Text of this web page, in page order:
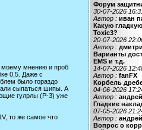
моему мнению и проб
0,5. Даже с
было гораздо
сыпаться шипы. А
гулрлы (P-3) уже
то же самое что
Форум
30-07-2026
Автор : иван
Какую
Toxic3?
20-07-2026
Автор :
Варианты
EMS и т.д.
14-07-2026
Автор : fanFX
Корбель
04-06-2026
Автор :
Гладкие
07-05-2026
Автор :
Вопрос о